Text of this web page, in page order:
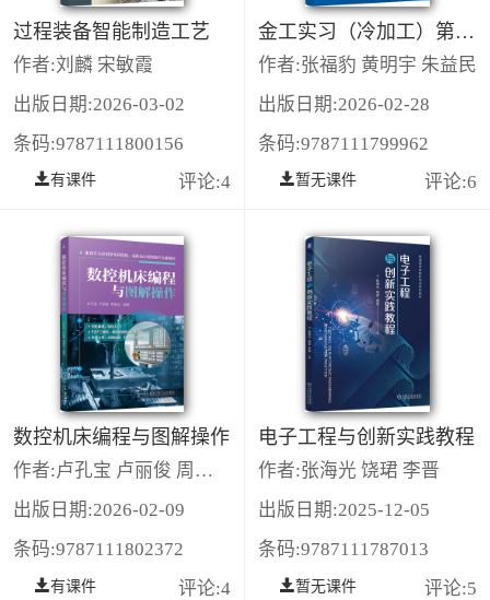
过程装备智能制造工艺
作者:刘麟 宋敏霞
出版日期:2026-03-02
条码:9787111800156
有课件 评论:4
金工实习（冷加工）第5版
作者:张福豹 黄明宇 朱益民
出版日期:2026-02-28
条码:9787111799962
暂无课件 评论:6
数控机床编程与图解操作
作者:卢孔宝 卢丽俊 周昌全
出版日期:2026-02-09
条码:9787111802372
有课件 评论:4
电子工程与创新实践教程
作者:张海光 饶珺 李晋
出版日期:2025-12-05
条码:9787111787013
暂无课件 评论:5